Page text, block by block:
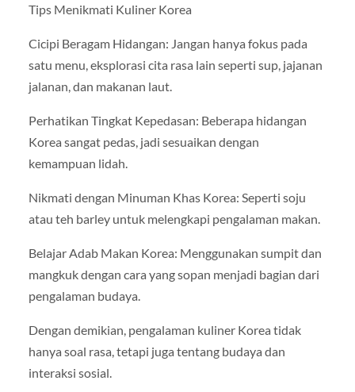
Tips Menikmati Kuliner Korea
Cicipi Beragam Hidangan: Jangan hanya fokus pada
satu menu, eksplorasi cita rasa lain seperti sup, jajanan
jalanan, dan makanan laut.
Perhatikan Tingkat Kepedasan: Beberapa hidangan
Korea sangat pedas, jadi sesuaikan dengan
kemampuan lidah.
Nikmati dengan Minuman Khas Korea: Seperti soju
atau teh barley untuk melengkapi pengalaman makan.
Belajar Adab Makan Korea: Menggunakan sumpit dan
mangkuk dengan cara yang sopan menjadi bagian dari
pengalaman budaya.
Dengan demikian, pengalaman kuliner Korea tidak
hanya soal rasa, tetapi juga tentang budaya dan
interaksi sosial.